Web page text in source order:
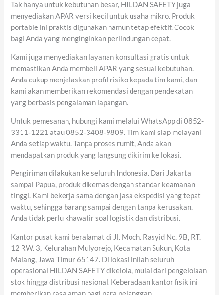
Tak hanya untuk kebutuhan besar, HILDAN SAFETY juga
menyediakan APAR versi kecil untuk usaha mikro. Produk
portable ini praktis digunakan namun tetap efektif. Cocok
bagi Anda yang menginginkan perlindungan cepat.
Kami juga menyediakan layanan konsultasi gratis untuk
memastikan Anda membeli APAR yang sesuai kebutuhan.
Anda cukup menjelaskan profil risiko kepada tim kami, dan
kami akan memberikan rekomendasi dengan pendekatan
yang berbasis pengalaman lapangan.
Untuk pemesanan, hubungi kami melalui WhatsApp di 0852-
3311-1221 atau 0852-3408-9809. Tim kami siap melayani
Anda setiap waktu. Tanpa proses rumit, Anda akan
mendapatkan produk yang langsung dikirim ke lokasi.
Pengiriman dilakukan ke seluruh Indonesia. Dari Jakarta
sampai Papua, produk dikemas dengan standar keamanan
tinggi. Kami bekerja sama dengan jasa ekspedisi yang tepat
waktu, sehingga barang sampai dengan tanpa kerusakan.
Anda tidak perlu khawatir soal logistik dan distribusi.
Kantor pusat kami beralamat di Jl. Moch. Rasyid No. 9B, RT.
12 RW. 3, Kelurahan Mulyorejo, Kecamatan Sukun, Kota
Malang, Jawa Timur 65147. Di lokasi inilah seluruh
operasional HILDAN SAFETY dikelola, mulai dari pengelolaan
stok hingga distribusi nasional. Keberadaan kantor fisik ini
memberikan rasa aman bagi para pelanggan.